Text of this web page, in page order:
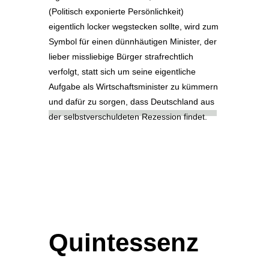
(Politisch exponierte Persönlichkeit)
eigentlich locker wegstecken sollte, wird zum
Symbol für einen dünnhäutigen Minister, der
lieber missliebige Bürger strafrechtlich
verfolgt, statt sich um seine eigentliche
Aufgabe als Wirtschaftsminister zu kümmern
und dafür zu sorgen, dass Deutschland aus
der selbstverschuldeten Rezession findet.
Quintessenz